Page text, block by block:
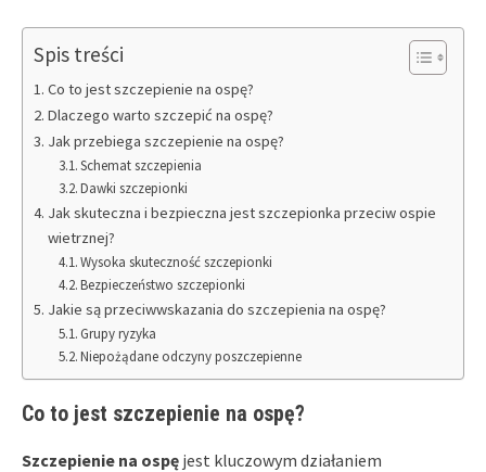
Spis treści
Co to jest szczepienie na ospę?
Dlaczego warto szczepić na ospę?
Jak przebiega szczepienie na ospę?
Schemat szczepienia
Dawki szczepionki
Jak skuteczna i bezpieczna jest szczepionka przeciw ospie
wietrznej?
Wysoka skuteczność szczepionki
Bezpieczeństwo szczepionki
Jakie są przeciwwskazania do szczepienia na ospę?
Grupy ryzyka
Niepożądane odczyny poszczepienne
Co to jest szczepienie na ospę?
Szczepienie na ospę jest kluczowym działaniem